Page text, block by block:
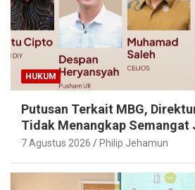
HUKUM
Putusan Terkait MBG,
Tidak Menangkap Semangat
7 Agustus 2026 Philip Jehamun